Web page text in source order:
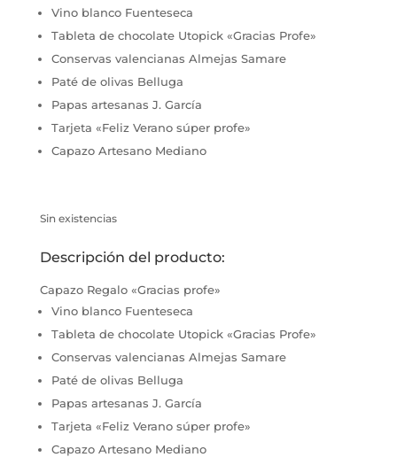
Vino blanco Fuenteseca
Tableta de chocolate Utopick «Gracias Profe»
Conservas valencianas Almejas Samare
Paté de olivas Belluga
Papas artesanas J. García
Tarjeta «Feliz Verano súper profe»
Capazo Artesano Mediano
Sin existencias
Descripción del producto:
Capazo Regalo «Gracias profe»
Vino blanco Fuenteseca
Tableta de chocolate Utopick «Gracias Profe»
Conservas valencianas Almejas Samare
Paté de olivas Belluga
Papas artesanas J. García
Tarjeta «Feliz Verano súper profe»
Capazo Artesano Mediano